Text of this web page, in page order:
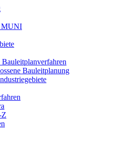
MUNI
Bauleitplanung
Z